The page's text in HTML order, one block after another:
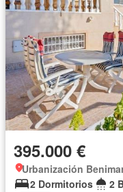
395.000 €
Urbanización
2 Dormitorios
2